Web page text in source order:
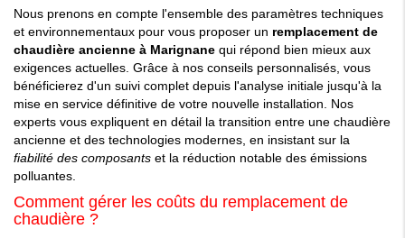
Nous prenons en compte l'ensemble des paramètres techniques
et environnementaux pour vous proposer un remplacement de
chaudière ancienne à Marignane qui répond bien mieux aux
exigences actuelles. Grâce à nos conseils personnalisés, vous
bénéficierez d'un suivi complet depuis l'analyse initiale jusqu'à la
mise en service définitive de votre nouvelle installation. Nos
experts vous expliquent en détail la transition entre une chaudière
ancienne et des technologies modernes, en insistant sur la
fiabilité des composants et la réduction notable des émissions
polluantes.
Comment gérer les coûts du remplacement de
chaudière ?